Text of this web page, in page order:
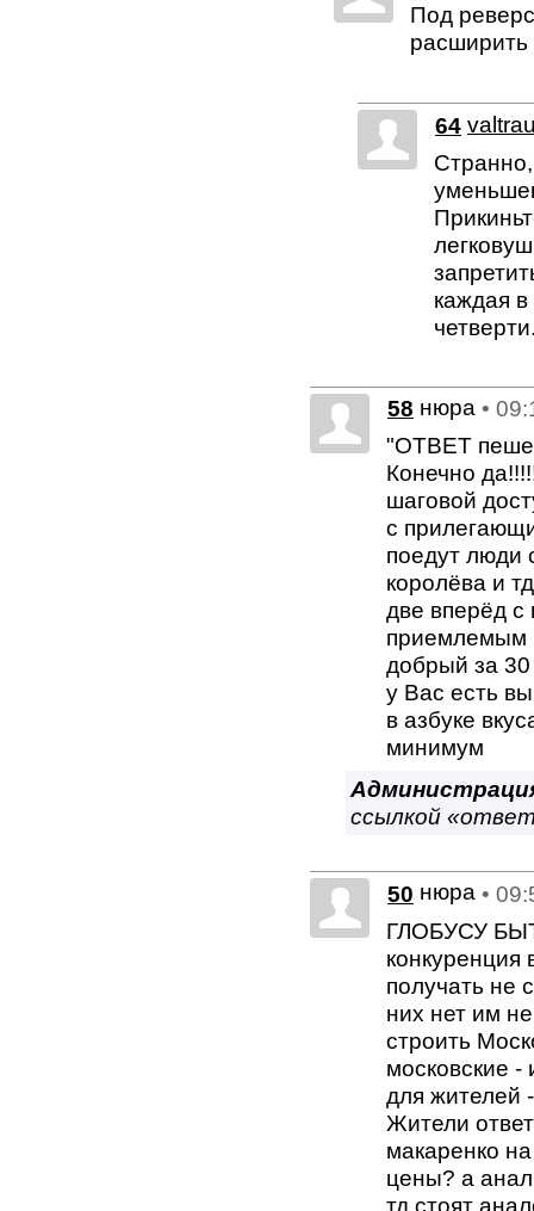
Под
расширить
64
каждая в
58 нюра •
"ОТВЕТ
Конечно
шаговой
с
поедут люди
королёва и
две вперёд
приемлемым
добрый за 30
у Вас есть
в азбуке
минимум
ссылкой
50 нюра •
ГЛОБУСУ
конкуренция
получать не
них нет им
строить
московские
для жителей
Жители
макаренко
цены? а
тд стоят